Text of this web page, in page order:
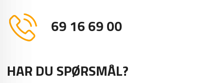
69 16 69 00
HAR DU SPØRSMÅL?